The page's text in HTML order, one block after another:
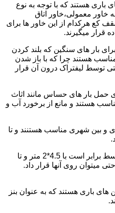
باری هستند که با توجه به نوع
خاور معمولی،خاور اتاق
کع هرکدام از این خاور ها برای
قرار میگیرند.
بار های سنگین که بلند کردن
هستند چرا که با باز شدن
توسط لیفتراک درون آن قرار
حمل بار های حساس مانند اثاث
هستند و مانع از برخورد آب و
و بین شهری مناسب هستنند و تا
ابعاد بارگیر خاور ها به طور متوسط برابر است با 4.5*2 متر و تا
باری هستند که به عنوان بنز